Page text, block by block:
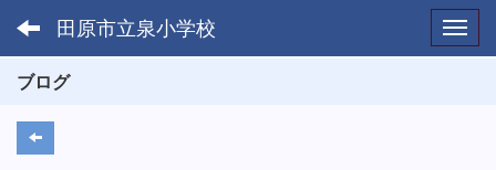
田原市立泉小学校
ブログ